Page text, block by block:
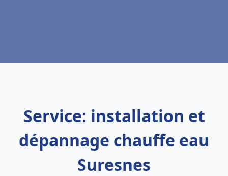
Service: installation et
dépannage chauffe eau
Suresnes